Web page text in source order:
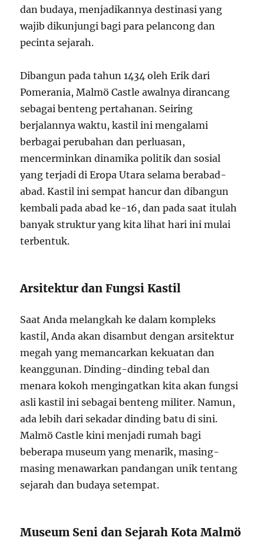
dan budaya, menjadikannya destinasi yang
wajib dikunjungi bagi para pelancong dan
pecinta sejarah.
Dibangun pada tahun 1434 oleh Erik dari
Pomerania, Malmö Castle awalnya dirancang
sebagai benteng pertahanan. Seiring
berjalannya waktu, kastil ini mengalami
berbagai perubahan dan perluasan,
mencerminkan dinamika politik dan sosial
yang terjadi di Eropa Utara selama berabad-
abad. Kastil ini sempat hancur dan dibangun
kembali pada abad ke-16, dan pada saat itulah
banyak struktur yang kita lihat hari ini mulai
terbentuk.
Arsitektur dan Fungsi Kastil
Saat Anda melangkah ke dalam kompleks
kastil, Anda akan disambut dengan arsitektur
megah yang memancarkan kekuatan dan
keanggunan. Dinding-dinding tebal dan
menara kokoh mengingatkan kita akan fungsi
asli kastil ini sebagai benteng militer. Namun,
ada lebih dari sekadar dinding batu di sini.
Malmö Castle kini menjadi rumah bagi
beberapa museum yang menarik, masing-
masing menawarkan pandangan unik tentang
sejarah dan budaya setempat.
Museum Seni dan Sejarah Kota Malmö